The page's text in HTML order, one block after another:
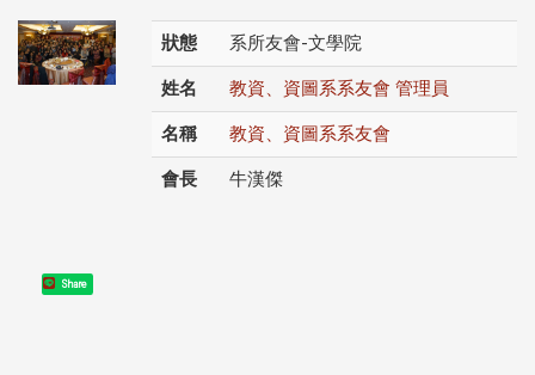
狀態 系所友會-文學院
姓名 教資、資圖系系友會 管理員
名稱 教資、資圖系系友會
會長 牛漢傑
Share